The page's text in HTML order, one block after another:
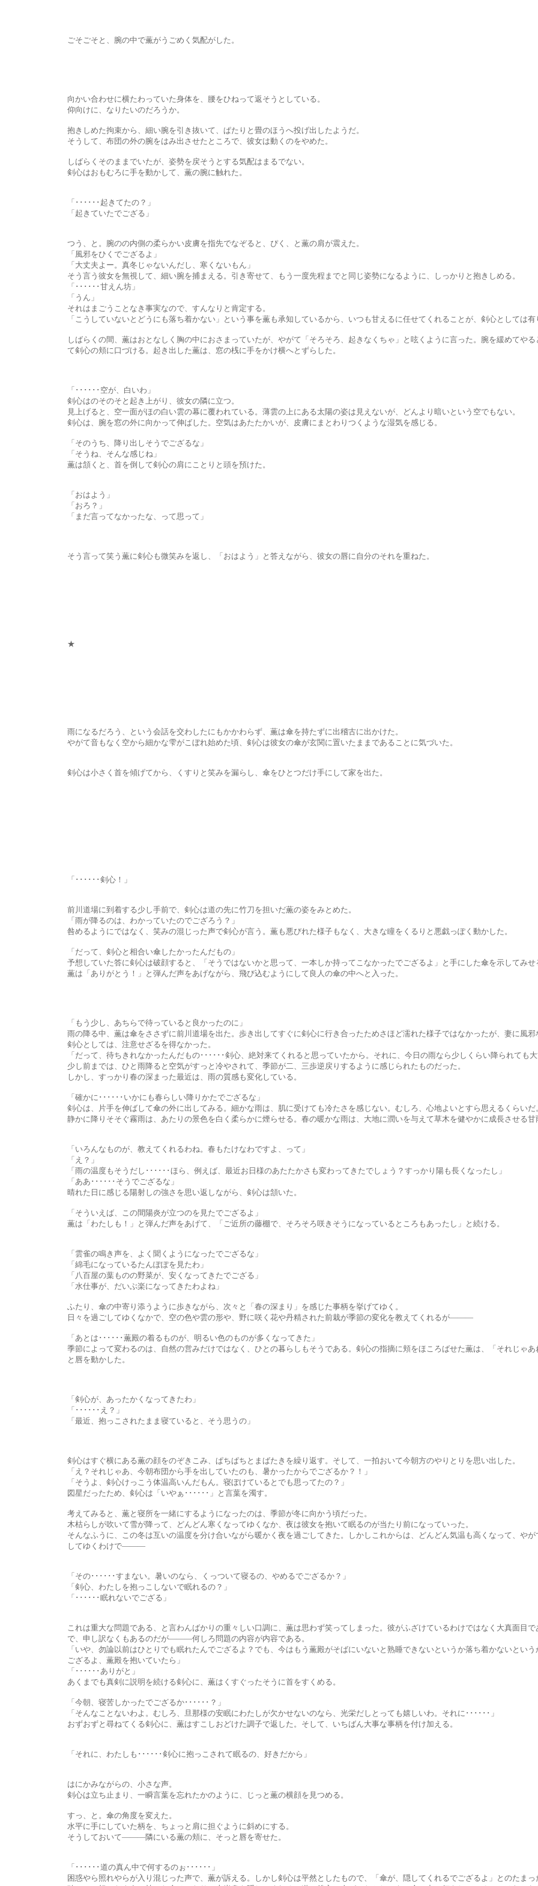
ごそごそと、腕の中で薫がうごめく気配がした。
向かい合わせに横たわっていた身体を、腰をひねって返そうとしている。
仰向けに、なりたいのだろうか。
抱きしめた拘束から、細い腕を引き抜いて、ぱたりと畳のほうへ投げ出したようだ。
そうして、布団の外の腕をはみ出させたところで、彼女は動くのをやめた。
しばらくそのままでいたが、姿勢を戻そうとする気配はまるでない。
剣心はおもむろに手を動かして、薫の腕に触れた。
「･･････起きてたの？」
「起きていたでござる」
つう、と。腕のの内側の柔らかい皮膚を指先でなぞると、ぴく、と薫の肩が震えた。
「風邪をひくでござるよ」
「大丈夫よー。真冬じゃないんだし、寒くないもん」
そう言う彼女を無視して、細い腕を捕まえる。引き寄せて、もう一度先程までと同じ姿勢になるように、しっかりと抱きしめる。
「･･････甘えん坊」
「うん」
それはまごうことなき事実なので、すんなりと肯定する。
「こうしていないとどうにも落ち着かない」という事を薫も承知しているから、いつも甘えるに任せてくれることが、剣心としては有
しばらくの間、薫はおとなしく胸の中におさまっていたが、やがて「そろそろ、起きなくちゃ」と呟くように言った。腕を緩めてやると
て剣心の頬に口づける。起き出した薫は、窓の桟に手をかけ横へとずらした。
「･･････空が、白いわ」
剣心はのそのそと起き上がり、彼女の隣に立つ。
見上げると、空一面がほの白い雲の幕に覆われている。薄雲の上にある太陽の姿は見えないが、どんより暗いという空でもない。
剣心は、腕を窓の外に向かって伸ばした。空気はあたたかいが、皮膚にまとわりつくような湿気を感じる。
「そのうち、降り出しそうでござるな」
「そうね、そんな感じね」
薫は頷くと、首を倒して剣心の肩にことりと頭を預けた。
「おはよう」
「おろ？」
「まだ言ってなかったな、って思って」
そう言って笑う薫に剣心も微笑みを返し、「おはよう」と答えながら、彼女の唇に自分のそれを重ねた。
★
雨になるだろう、という会話を交わしたにもかかわらず、薫は傘を持たずに出稽古に出かけた。
やがて音もなく空から細かな雫がこぼれ始めた頃、剣心は彼女の傘が玄関に置いたままであることに気づいた。
剣心は小さく首を傾げてから、くすりと笑みを漏らし、傘をひとつだけ手にして家を出た。
「･･････剣心！」
前川道場に到着する少し手前で、剣心は道の先に竹刀を担いだ薫の姿をみとめた。
「雨が降るのは、わかっていたのでござろう？」
咎めるようにではなく、笑みの混じった声で剣心が言う。薫も悪びれた様子もなく、大きな瞳をくるりと悪戯っぽく動かした。
「だって、剣心と相合い傘したかったんだもの」
予想していた答に剣心は破顔すると、「そうではないかと思って、一本しか持ってこなかったでござるよ」と手にした傘を示してみせ
薫は「ありがとう！」と弾んだ声をあげながら、飛び込むようにして良人の傘の中へと入った。
「もう少し、あちらで待っていると良かったのに」
雨の降る中、薫は傘をささずに前川道場を出た。歩き出してすぐに剣心に行き合ったためさほど濡れた様子ではなかったが、妻に風邪
剣心としては、注意せざるを得なかった。
「だって、待ちきれなかったんだもの･･････剣心、絶対来てくれると思っていたから。それに、今日の雨なら少しくらい降られても大
少し前までは、ひと雨降ると空気がすっと冷やされて、季節が二、三歩逆戻りするように感じられたものだった。
しかし、すっかり春の深まった最近は、雨の質感も変化している。
「確かに･･････いかにも春らしい降りかたでござるな」
剣心は、片手を伸ばして傘の外に出してみる。細かな雨は、肌に受けても冷たさを感じない。むしろ、心地よいとすら思えるくらいだ
静かに降りそそぐ霧雨は、あたりの景色を白く柔らかに煙らせる。春の暖かな雨は、大地に潤いを与えて草木を健やかに成長させる甘雨
「いろんなものが、教えてくれるわね。春もたけなわですよ、って」
「え？」
「雨の温度もそうだし･･････ほら、例えば、最近お日様のあたたかさも変わってきたでしょう？すっかり陽も長くなったし」
「ああ･･････そうでござるな」
晴れた日に感じる陽射しの強さを思い返しながら、剣心は頷いた。
「そういえば、この間陽炎が立つのを見たでござるよ」
薫は「わたしも！」と弾んだ声をあげて、「ご近所の藤棚で、そろそろ咲きそうになっているところもあったし」と続ける。
「雲雀の鳴き声を、よく聞くようになったでござるな」
「綿毛になっているたんぽぽを見たわ」
「八百屋の葉ものの野菜が、安くなってきたでござる」
「水仕事が、だいぶ楽になってきたわよね」
ふたり、傘の中寄り添うように歩きながら、次々と「春の深まり」を感じた事柄を挙げてゆく。
日々を過ごしてゆくなかで、空の色や雲の形や、野に咲く花や丹精された前栽が季節の変化を教えてくれるが―――
「あとは･･････薫殿の着るものが、明るい色のものが多くなってきた」
季節によって変わるのは、自然の営みだけではなく、ひとの暮らしもそうである。剣心の指摘に頬をほころばせた薫は、「それじゃあね
と唇を動かした。
「剣心が、あったかくなってきたわ」
「･･････え？」
「最近、抱っこされたまま寝ていると、そう思うの」
剣心はすぐ横にある薫の顔をのぞきこみ、ぱちぱちとまばたきを繰り返す。そして、一拍おいて今朝方のやりとりを思い出した。
「え？それじゃあ、今朝布団から手を出していたのも、暑かったからでござるか？！」
「そうよ、剣心けっこう体温高いんだもん。寝ぼけているとでも思ってたの？」
図星だったため、剣心は「いやぁ･･････」と言葉を濁す。
考えてみると、薫と寝所を一緒にするようになったのは、季節が冬に向かう頃だった。
木枯らしが吹いて雪が降って、どんどん寒くなってゆくなか、夜は彼女を抱いて眠るのが当たり前になっていった。
そんなふうに、この冬は互いの温度を分け合いながら暖かく夜を過ごしてきた。しかしこれからは、どんどん気温も高くなって、やが
してゆくわけで―――
「その･･････すまない。暑いのなら、くっついて寝るの、やめるでござるか？」
「剣心、わたしを抱っこしないで眠れるの？」
「･･････眠れないでござる」
これは重大な問題である、と言わんばかりの重々しい口調に、薫は思わず笑ってしまった。彼がふざけているわけではなく大真面目で
で、申し訳なくもあるのだが―――何しろ問題の内容が内容である。
「いや、勿論以前はひとりでも眠れたんでござるよ？でも、今はもう薫殿がそばにいないと熟睡できないというか落ち着かないという
ござるよ、薫殿を抱いていたら」
「･･････ありがと」
あくまでも真剣に説明を続ける剣心に、薫はくすぐったそうに首をすくめる。
「今朝、寝苦しかったでござるか･･････？」
「そんなことないわよ。むしろ、旦那様の安眠にわたしが欠かせないのなら、光栄だしとっても嬉しいわ。それに･･････」
おずおずと尋ねてくる剣心に、薫はすこしおどけた調子で返した。そして、いちばん大事な事柄を付け加える。
「それに、わたしも･･････剣心に抱っこされて眠るの、好きだから」
はにかみながらの、小さな声。
剣心は立ち止まり、一瞬言葉を忘れたかのように、じっと薫の横顔を見つめる。
すっ、と。傘の角度を変えた。
水平に手にしていた柄を、ちょっと肩に担ぐように斜めにする。
そうしておいて―――隣にいる薫の頬に、そっと唇を寄せた。
「･･････道の真ん中で何するのぉ･･････」
困惑やら照れやらが入り混じった声で、薫が訴える。しかし剣心は平然としたもので、「傘が、隠してくれるでござるよ」とのたまっ